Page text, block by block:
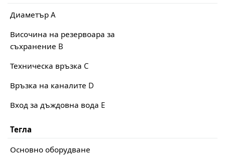
Диаметър A
Височина на резервоара за
съхранение B
Техническа връзка C
Връзка на каналите D
Вход за дъждовна вода E
Тегла
Основно оборудване